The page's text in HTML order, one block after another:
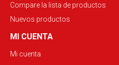
Compare la lista de productos
Nuevos productos
MI CUENTA
Mi cuenta